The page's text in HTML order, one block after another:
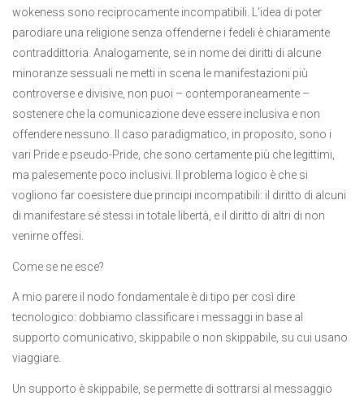
wokeness sono reciprocamente incompatibili. L’idea di poter
parodiare una religione senza offenderne i fedeli è chiaramente
contraddittoria. Analogamente, se in nome dei diritti di alcune
minoranze sessuali ne metti in scena le manifestazioni più
controverse e divisive, non puoi – contemporaneamente –
sostenere che la comunicazione deve essere inclusiva e non
offendere nessuno. Il caso paradigmatico, in proposito, sono i
vari Pride e pseudo-Pride, che sono certamente più che legittimi,
ma palesemente poco inclusivi. Il problema logico è che si
vogliono far coesistere due principi incompatibili: il diritto di alcuni
di manifestare sé stessi in totale libertà, e il diritto di altri di non
venirne offesi.
Come se ne esce?
A mio parere il nodo fondamentale è di tipo per così dire
tecnologico: dobbiamo classificare i messaggi in base al
supporto comunicativo, skippabile o non skippabile, su cui usano
viaggiare.
Un supporto è skippabile, se permette di sottrarsi al messaggio